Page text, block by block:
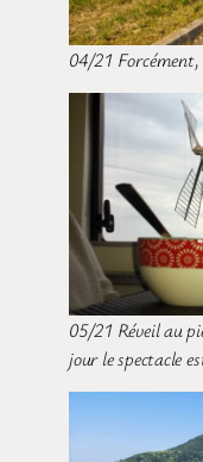
04/21 Forcément,
05/21 Réveil au
jour le spectacle